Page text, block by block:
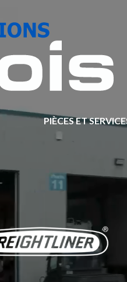
PIÈCES ET